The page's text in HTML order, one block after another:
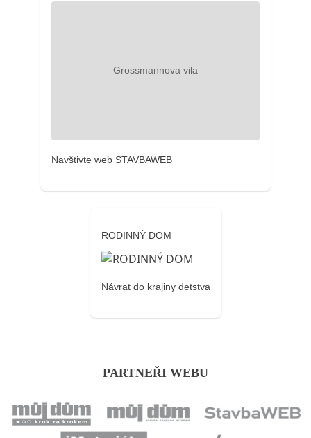
Navštivte web STAVBAWEB
RODINNÝ DOM
Návrat do krajiny detstva
PARTNEŘI WEBU